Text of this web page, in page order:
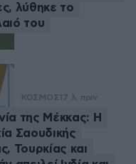
λύθηκε το
του
ΚΟΣΜΟΣ 17 λ. πριν
της Μέκκας: Η
Σαουδικής
Τουρκίας και